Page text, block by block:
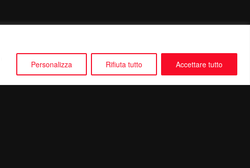
Personalizza Rifiuta tutto Accettare tutto